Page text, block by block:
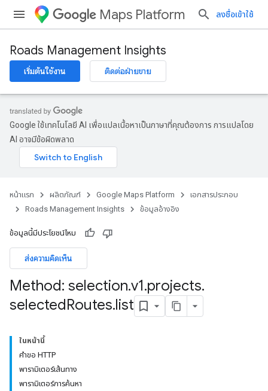
Maps Platform ลงชื่อเข้าใช้
Roads Management Insights
เริ่มต้นใช้งาน ติดต่อฝ่ายขาย
Google ใช้เทคโนโลยี AI เพื่อแปลเนื้อหาเป็นภาษาที่คุณต้องการ การแปลโดย
AI อาจมีข้อผิดพลาด
หน้าแรก ผลิตภัณฑ์ Google Maps Platform
เอกสารประกอบ
Roads Management Insights
ข้อมูลอ้างอิง
ข้อมูลนี้มีประโยชน์ไหม
ส่งความคิดเห็น
Method: selection.v1.projects.
selectedRoutes.list
ในหน้านี้
คำขอ HTTP
พารามิเตอร์เส้นทาง
พารามิเตอร์การค้นหา